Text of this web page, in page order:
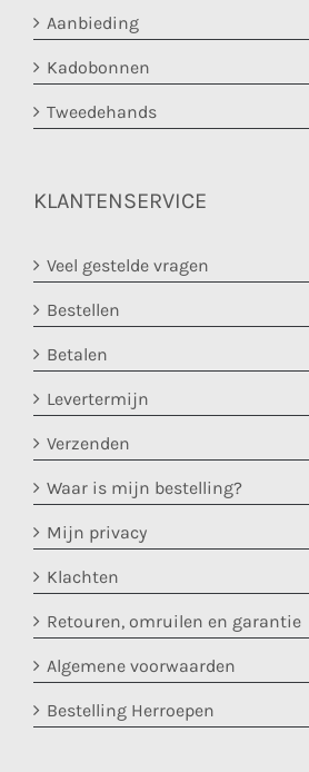
Aanbieding
Kadobonnen
Tweedehands
KLANTENSERVICE
Veel gestelde vragen
Bestellen
Betalen
Levertermijn
Verzenden
Waar is mijn bestelling?
Mijn privacy
Klachten
Retouren, omruilen en garantie
Algemene voorwaarden
Bestelling Herroepen